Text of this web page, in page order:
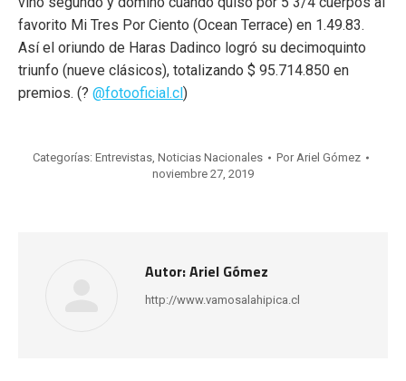
favorito Mi Tres Por Ciento (Ocean Terrace) en 1.49.83.
Así el oriundo de Haras Dadinco logró su decimoquinto
triunfo (nueve clásicos), totalizando $ 95.714.850 en
premios. (? @fotooficial.cl)
Categorías: Entrevistas, Noticias Nacionales Por Ariel Gómez
noviembre 27, 2019
Autor:Ariel Gómez
http://www.vamosalahipica.cl